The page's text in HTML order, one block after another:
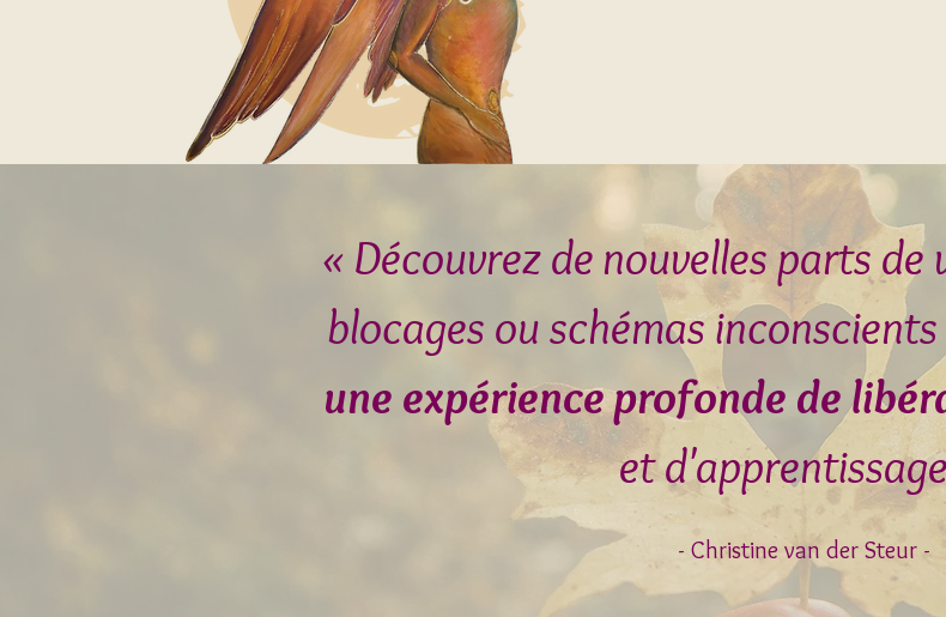
« Découvrez de nouvelles parts
blocages ou schémas
une expérience profonde de
et
- Christine van der Steur -